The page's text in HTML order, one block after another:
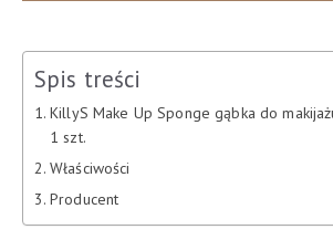
Spis treści
KillyS Make Up Sponge gąbka do
1 szt.
Właściwości
Producent